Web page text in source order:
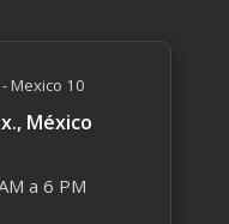
Mexico 10
México
a 6 PM